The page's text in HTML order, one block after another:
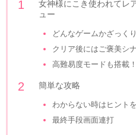
女神様にこき使われてレ
ュー
どんなゲームかざっく
クリア後にはご褒美シ
高難易度モードも搭載！
簡単な攻略
わからない時はヒント
最終手段画面連打